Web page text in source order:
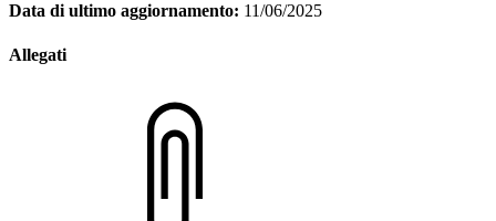
Data di ultimo aggiornamento: 11/06/2025
Allegati